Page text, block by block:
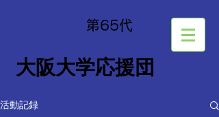
​第65代
大阪大学応援団
活動記録